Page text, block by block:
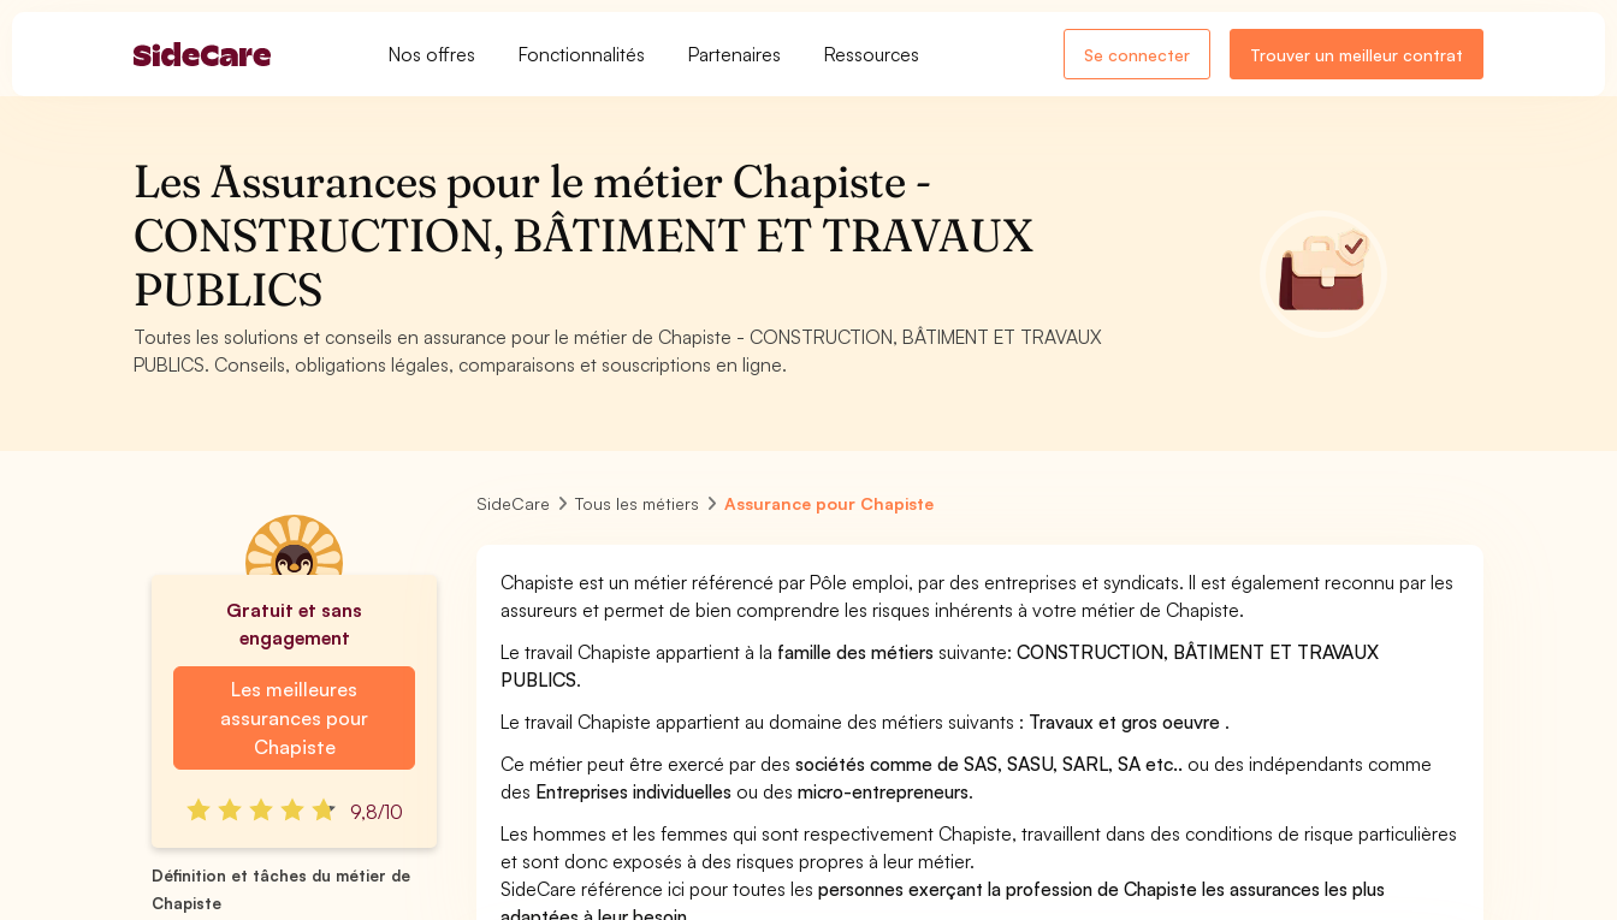
Nos offres Fonctionnalités Partenaires Ressources Se connecter Trouver un meilleur contrat
Les Assurances pour le métier Chapiste -
CONSTRUCTION, BÂTIMENT ET TRAVAUX
PUBLICS
Toutes les solutions et conseils en assurance pour le métier de Chapiste - CONSTRUCTION, BÂTIMENT ET TRAVAUX
PUBLICS. Conseils, obligations légales, comparaisons et souscriptions en ligne.
Gratuit et sans
engagement
Les meilleures
assurances pour
Chapiste
9,8/10
Définition et tâches du métier de
Chapiste
SideCare Tous les métiers Assurance pour Chapiste
Chapiste est un métier référencé par Pôle emploi, par des entreprises et syndicats. Il est également reconnu par les
assureurs et permet de bien comprendre les risques inhérents à votre métier de Chapiste.
Le travail Chapiste appartient à la famille des métiers suivante:CONSTRUCTION, BÂTIMENT ET TRAVAUX
PUBLICS.
Le travail Chapiste appartient au domaine des métiers suivants : Travaux et gros oeuvre .
Ce métier peut être exercé par dessociétés comme de SAS, SASU, SARL, SA etc.. ou des indépendants comme
des Entreprises individuelles ou desmicro-entrepreneurs.
Les hommes et les femmes qui sont respectivement Chapiste, travaillent dans des conditions de risque particulières
et sont donc exposés à des risques propres à leur métier.
SideCare référence ici pour toutes lespersonnes exerçant la profession de Chapiste les assurances les plus